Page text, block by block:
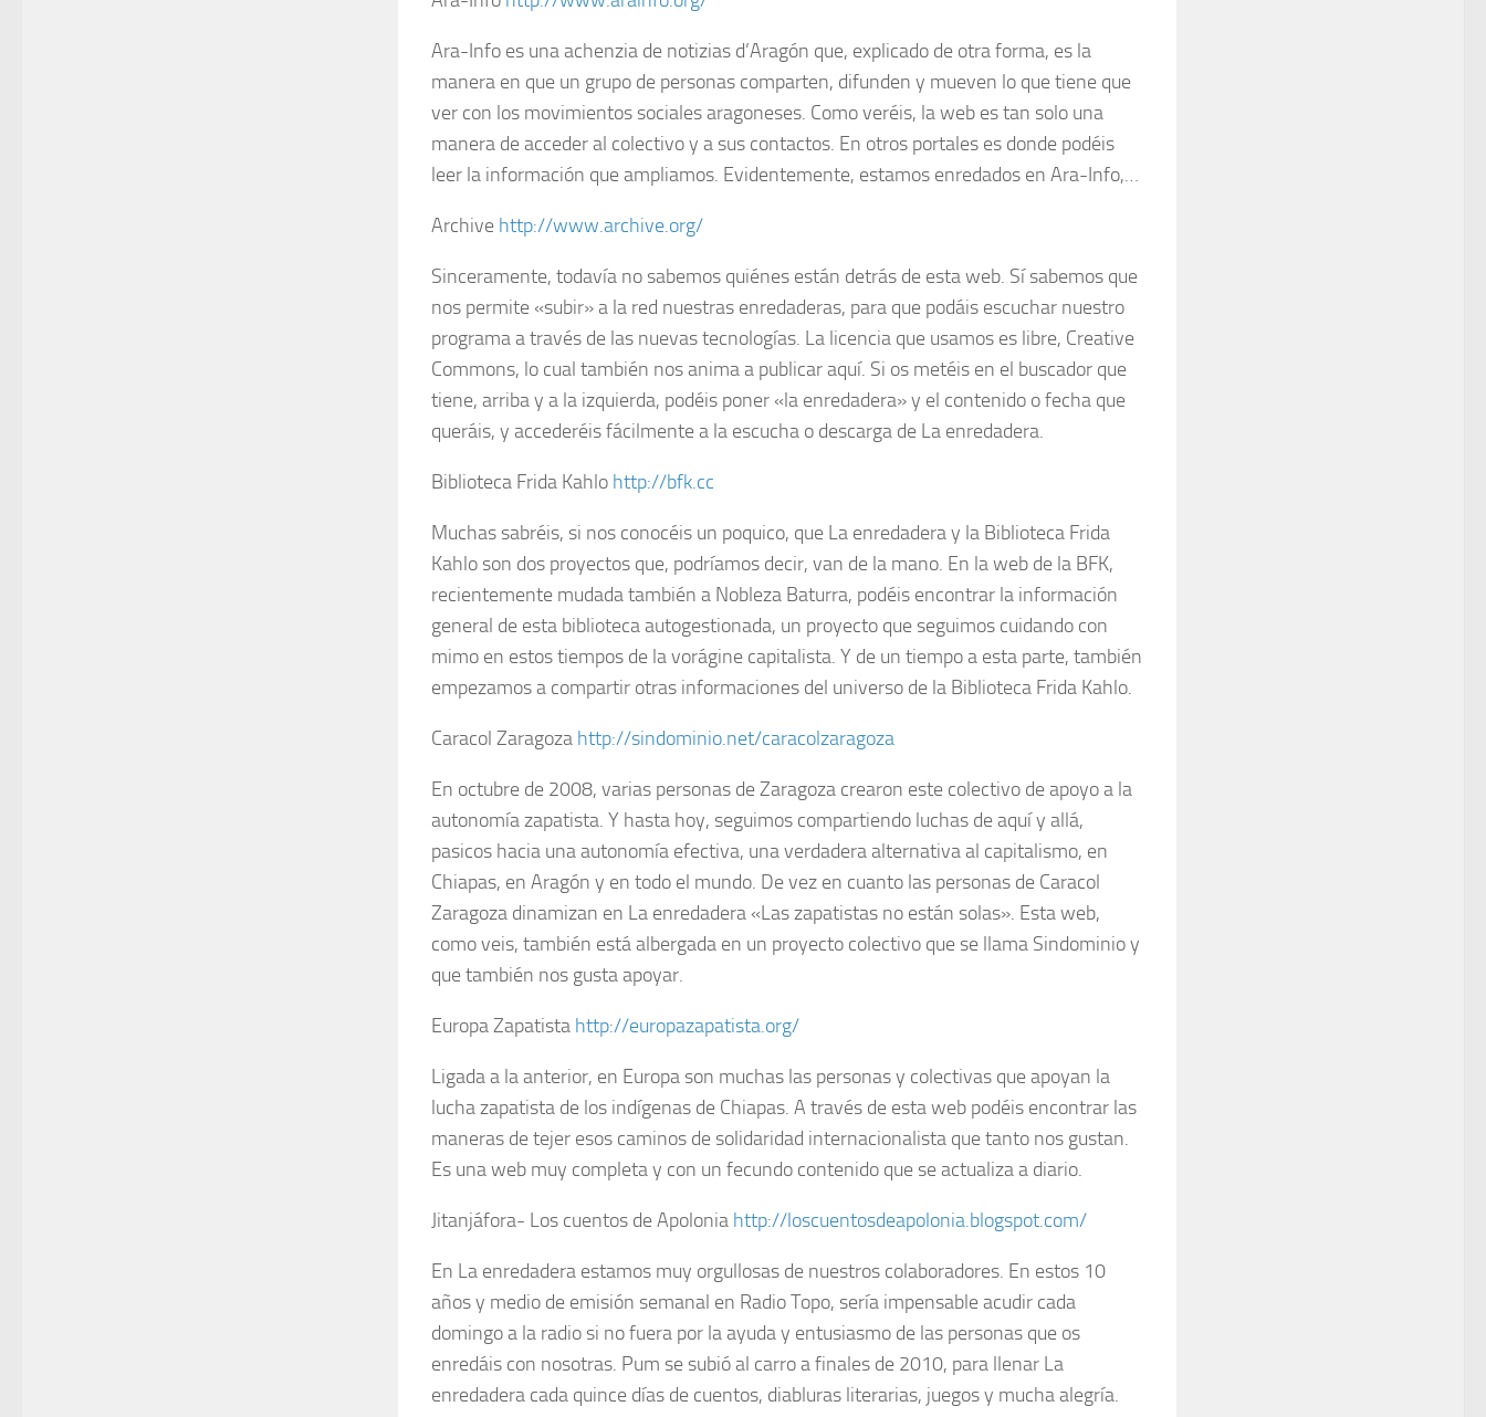
Ara-Info es una achenzia de notizias d’Aragón que, explicado de otra forma, es la
manera en que un grupo de personas comparten, difunden y mueven lo que tiene que
ver con los movimientos sociales aragoneses. Como veréis, la web es tan solo una
manera de acceder al colectivo y a sus contactos. En otros portales es donde podéis
leer la información que ampliamos. Evidentemente, estamos enredados en Ara-Info,…
Archive http://www.archive.org/
Sinceramente, todavía no sabemos quiénes están detrás de esta web. Sí sabemos que
nos permite «subir» a la red nuestras enredaderas, para que podáis escuchar nuestro
programa a través de las nuevas tecnologías. La licencia que usamos es libre, Creative
Commons, lo cual también nos anima a publicar aquí. Si os metéis en el buscador que
tiene, arriba y a la izquierda, podéis poner «la enredadera» y el contenido o fecha que
queráis, y accederéis fácilmente a la escucha o descarga de La enredadera.
Biblioteca Frida Kahlo http://bfk.cc
Muchas sabréis, si nos conocéis un poquico, que La enredadera y la Biblioteca Frida
Kahlo son dos proyectos que, podríamos decir, van de la mano. En la web de la BFK,
recientemente mudada también a Nobleza Baturra, podéis encontrar la información
general de esta biblioteca autogestionada, un proyecto que seguimos cuidando con
mimo en estos tiempos de la vorágine capitalista. Y de un tiempo a esta parte, también
empezamos a compartir otras informaciones del universo de la Biblioteca Frida Kahlo.
Caracol Zaragoza http://sindominio.net/caracolzaragoza
En octubre de 2008, varias personas de Zaragoza crearon este colectivo de apoyo a la
autonomía zapatista. Y hasta hoy, seguimos compartiendo luchas de aquí y allá,
pasicos hacia una autonomía efectiva, una verdadera alternativa al capitalismo, en
Chiapas, en Aragón y en todo el mundo. De vez en cuanto las personas de Caracol
Zaragoza dinamizan en La enredadera «Las zapatistas no están solas». Esta web,
como veis, también está albergada en un proyecto colectivo que se llama Sindominio y
que también nos gusta apoyar.
Europa Zapatista http://europazapatista.org/
Ligada a la anterior, en Europa son muchas las personas y colectivas que apoyan la
lucha zapatista de los indígenas de Chiapas. A través de esta web podéis encontrar las
maneras de tejer esos caminos de solidaridad internacionalista que tanto nos gustan.
Es una web muy completa y con un fecundo contenido que se actualiza a diario.
Jitanjáfora- Los cuentos de Apolonia http://loscuentosdeapolonia.blogspot.com/
En La enredadera estamos muy orgullosas de nuestros colaboradores. En estos 10
años y medio de emisión semanal en Radio Topo, sería impensable acudir cada
domingo a la radio si no fuera por la ayuda y entusiasmo de las personas que os
enredáis con nosotras. Pum se subió al carro a finales de 2010, para llenar La
enredadera cada quince días de cuentos, diabluras literarias, juegos y mucha alegría.